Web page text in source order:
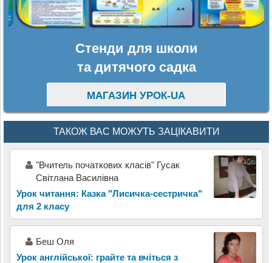
Стенди для школи
та дитячого садка
МАГАЗИН УРОК-UA
ТАКОЖ ВАС МОЖУТЬ ЗАЦІКАВИТИ
"Вчитель початкових класів" Гусак
Світлана Василівна
Урок читання: Казка "Лисичка-сестричка"
для 2 класу
Беш Оля
Урок англійської: грайте та вчіться з